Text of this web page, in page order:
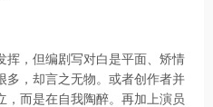
挥，但编剧写对白是平面、矫情
多，却言之无物。或者创作者并
，而是在自我陶醉。再加上演员